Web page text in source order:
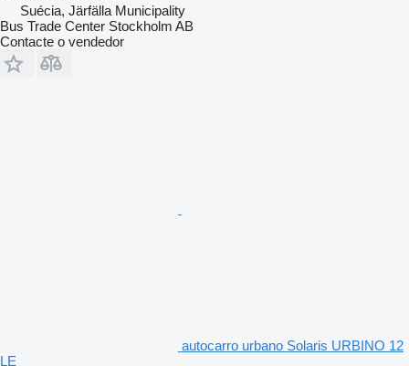
Suécia, Järfälla Municipality
Bus Trade Center Stockholm AB
Contacte o vendedor
autocarro urbano Solaris URBINO 12
LE